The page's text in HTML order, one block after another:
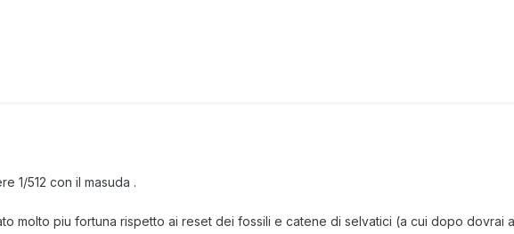
1/512 con il masuda .
molto piu fortuna rispetto ai reset dei fossili e catene di selvatici (a cui dopo dovrai